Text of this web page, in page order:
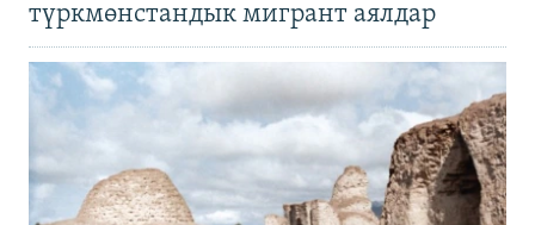
түркмөнстандык мигрант аялдар